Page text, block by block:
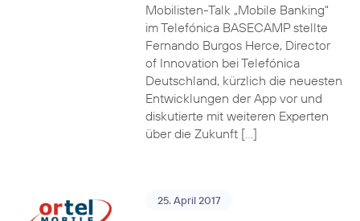
Mobilisten-Talk „Mobile Banking“
im Telefónica BASECAMP stellte
Fernando Burgos Herce, Director
of Innovation bei Telefónica
Deutschland, kürzlich die neuesten
Entwicklungen der App vor und
diskutierte mit weiteren Experten
über die Zukunft […]
25. April 2017